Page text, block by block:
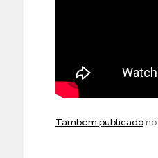
Também publicado no